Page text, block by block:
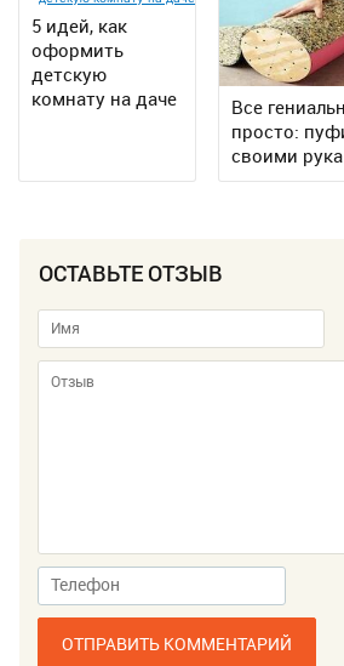
5 идей, как
оформить
детскую
комнату на даче
Все
просто:
своими
ОСТАВЬТЕ ОТЗЫВ
ОТПРАВИТЬ КОММЕНТАРИЙ